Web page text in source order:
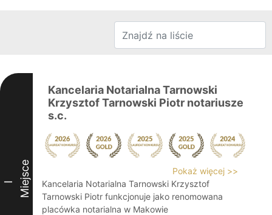
I Miejsce
Kancelaria Notarialna Tarnowski
Krzysztof Tarnowski Piotr notariusze
s.c.
Pokaż więcej >>
Kancelaria Notarialna Tarnowski Krzysztof
Tarnowski Piotr funkcjonuje jako renomowana
placówka notarialna w Makowie